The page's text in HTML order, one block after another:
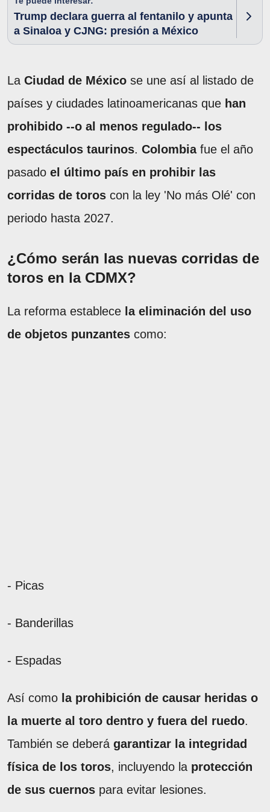
Trump declara guerra al fentanilo y apunta
a Sinaloa y CJNG: presión a México
La Ciudad de México se une así al listado de
países y ciudades latinoamericanas que han
prohibido --o al menos regulado-- los
espectáculos taurinos. Colombia fue el año
pasado el último país en prohibir las
corridas de toros con la ley 'No más Olé' con
periodo hasta 2027.
¿Cómo serán las nuevas corridas de
toros en la CDMX?
La reforma establece la eliminación del uso
de objetos punzantes como:
- Picas
- Banderillas
- Espadas
Así como la prohibición de causar heridas o
la muerte al toro dentro y fuera del ruedo.
También se deberá garantizar la integridad
física de los toros, incluyendo la protección
de sus cuernos para evitar lesiones.